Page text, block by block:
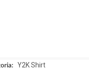
Y2K Shirt